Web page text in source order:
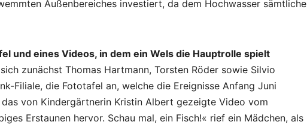
Außenbereiches investiert, da dem Hochwasser sämtliche
und eines Videos, in dem ein Wels die Hauptrolle spielt
zunächst Thomas Hartmann, Torsten Röder sowie Silvio
Filiale, die Fototafel an, welche die Ereignisse Anfang Juni
von Kindergärtnerin Kristin Albert gezeigte Video vom
Erstaunen hervor. Schau mal, ein Fisch!« rief ein Mädchen, als